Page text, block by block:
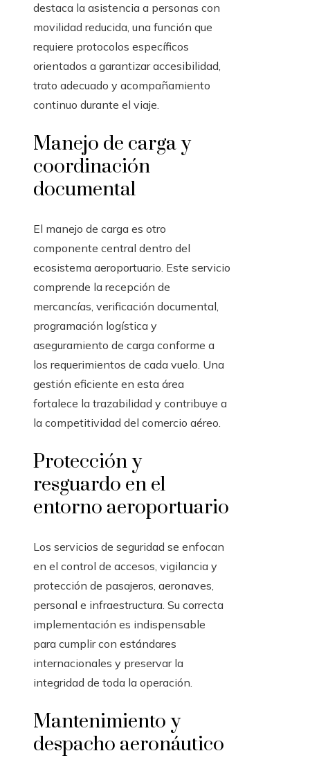
destaca la asistencia a personas con
movilidad reducida, una función que
requiere protocolos específicos
orientados a garantizar accesibilidad,
trato adecuado y acompañamiento
continuo durante el viaje.
Manejo de carga y
coordinación
documental
El manejo de carga es otro
componente central dentro del
ecosistema aeroportuario. Este servicio
comprende la recepción de
mercancías, verificación documental,
programación logística y
aseguramiento de carga conforme a
los requerimientos de cada vuelo. Una
gestión eficiente en esta área
fortalece la trazabilidad y contribuye a
la competitividad del comercio aéreo.
Protección y
resguardo en el
entorno aeroportuario
Los servicios de seguridad se enfocan
en el control de accesos, vigilancia y
protección de pasajeros, aeronaves,
personal e infraestructura. Su correcta
implementación es indispensable
para cumplir con estándares
internacionales y preservar la
integridad de toda la operación.
Mantenimiento y
despacho aeronáutico